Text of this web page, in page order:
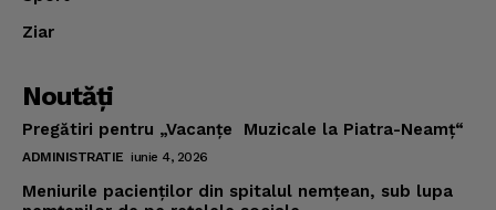
Ziar
Noutăţi
Pregătiri pentru „Vacanţe Muzicale la Piatra-Neamţ“
ADMINISTRATIE iunie 4, 2026
Meniurile pacienţilor din spitalul nemţean, sub lupa